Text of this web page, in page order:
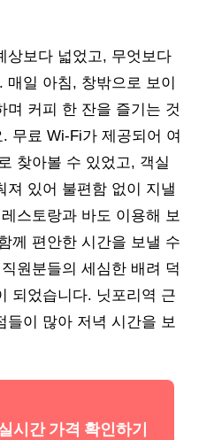
상보다 넓었고, 무엇보다
일 아침, 창밖으로 보이
며 커피 한 잔을 즐기는 것
무료 Wi-Fi가 제공되어 여
찾아볼 수 있었고, 객실
져 있어 불편함 없이 지낼
스토랑과 바도 이용해 보
께 편안한 시간을 보낼 수
원분들의 세심한 배려 덕
되었습니다. 닛포리역 근
들이 많아 저녁 시간을 보
시간 가격 확인하기